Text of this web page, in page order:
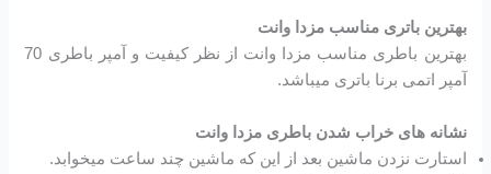
بهترین باتری مناسب مزدا وانت
بهترین باطری مناسب مزدا وانت از نظر کیفیت و آمپر باطری 70
آمپر اتمی برنا باتری میباشد.
نشانه های خراب شدن باطری مزدا وانت
استارت نزدن ماشین بعد از این که ماشین چند ساعت میخوابد.